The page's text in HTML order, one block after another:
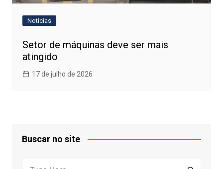
Notícias
Setor de máquinas deve ser mais
atingido
17 de julho de 2026
Buscar no site